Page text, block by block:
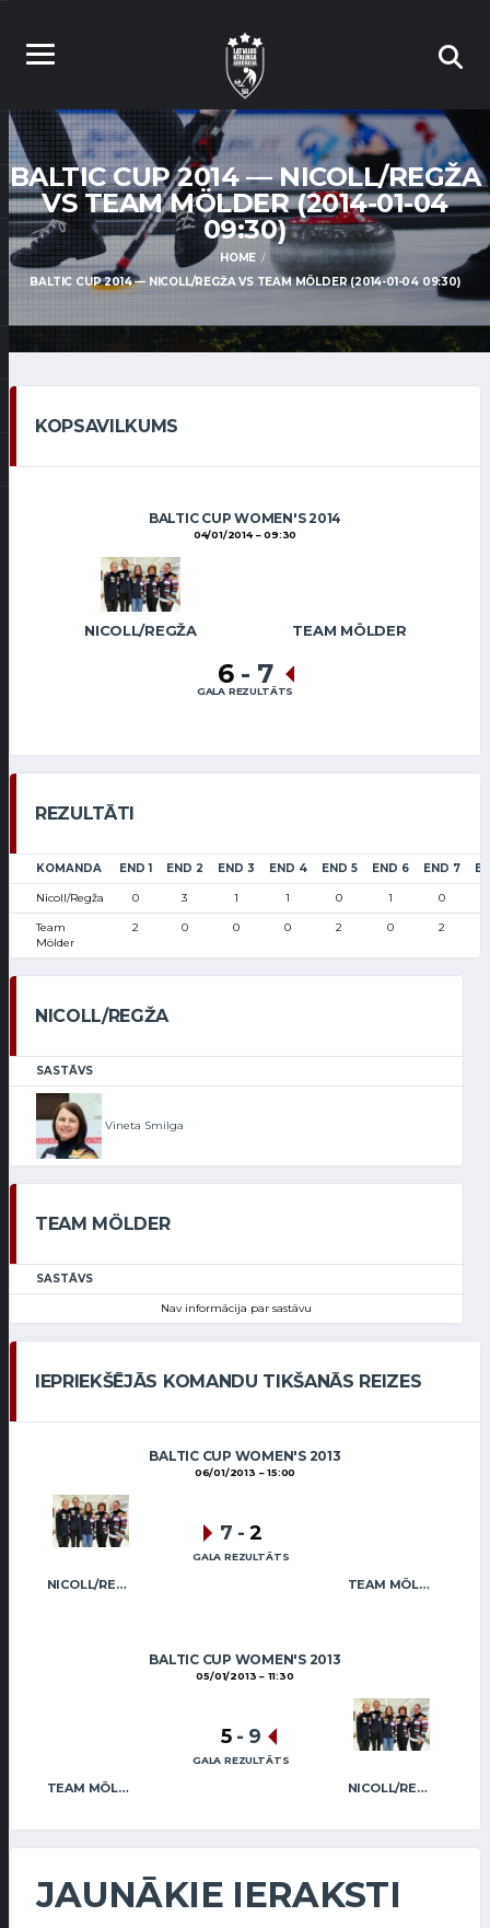
BALTIC CUP 2014 — NICOLL/REGŽA
VS TEAM MÖLDER (2014-01-04
09:30)
HOME
BALTIC CUP 2014 — NICOLL/REGŽA VS TEAM MÖLDER (2014-01-04 09:30)
KOPSAVILKUMS
BALTIC CUP WOMEN'S 2014
04/01/2014 09:30
NICOLL/REGŽA TEAM MÖLDER
6 - 7
GALA REZULTĀTS
REZULTĀTI
KOMANDA END 1 END 2 END 3 END 4 END 5 END 6 END 7
Nicoll/Regža 0 3 1 1 0 1 0
Team
Mölder
2 0 0 0 2 0 2
NICOLL/REGŽA
SASTĀVS
Vineta Smilga
TEAM MÖLDER
SASTĀVS
Nav informācija par sastāvu
IEPRIEKŠĒJĀS KOMANDU TIKŠANĀS REIZES
BALTIC CUP WOMEN'S 2013
06/01/2013 15:00
NICOLL/REGŽA TEAM MÖLDER
7 - 2
GALA REZULTĀTS
BALTIC CUP WOMEN'S 2013
05/01/2013 11:30
TEAM MÖLDER NICOLL/REGŽA
5 - 9
GALA REZULTĀTS
JAUNĀKIE IERAKSTI